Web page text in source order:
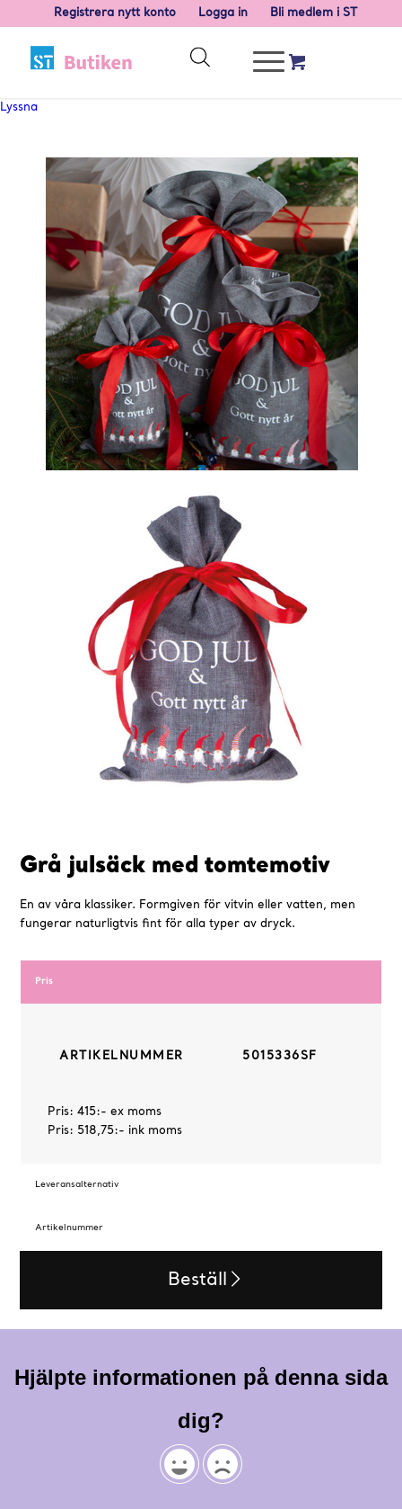
Registrera nytt konto Logga in Bli medlem i ST
Lyssna
Grå julsäck med tomtemotiv
En av våra klassiker. Formgiven för vitvin eller vatten, men
fungerar naturligtvis fint för alla typer av dryck.
Pris
ARTIKELNUMMER 5015336SF
Pris: 415:- ex moms
Pris: 518,75:- ink moms
Leveransalternativ
Artikelnummer
Beställ
Hjälpte informationen på denna sida
dig?